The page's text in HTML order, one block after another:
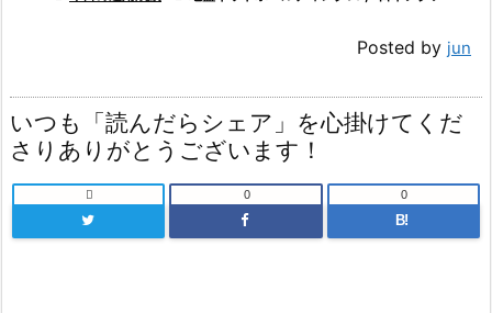
Posted by jun
いつも「読んだらシェア」を心掛けてくだ
さりありがとうございます！
 0
B!
0